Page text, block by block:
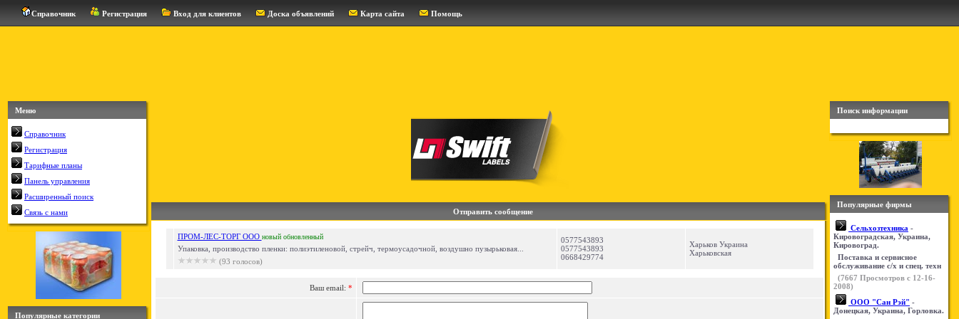
Справочник Регистрация Вход для клиентов Доска объявлений Карта сайта Помощь
Меню
Справочник
Регистрация
Тарифные планы
Панель управления
Расширенный поиск
Связь с нами
Популярные категории
Отправить сообщение
ПРОМ-ЛЕС-ТОРГ ООО новый обновленный
Упаковка, производство пленки: полиэтиленовой, стрейч, термоусадочной, воздушно пузырьковая...
(93 голосов)
0577543893
0577543893
0668429774
Харьков Украина
Харьковская
Ваш email: *
Поиск информации
Популярные фирмы
Сельхозтехника -
Кировоградская, Украина,
Кировоград.
Поставка и сервисное
обслуживание с/х и спец. техн
(7667 Просмотров с 12-16-
2008)
ООО "Сан Рэй" -
Донецкая, Украина, Горловка.